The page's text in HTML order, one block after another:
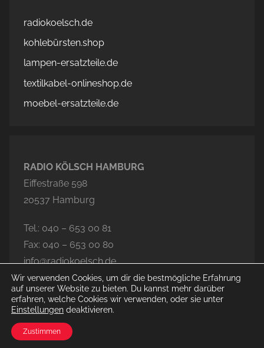
radiokoelsch.de
kohlebürsten.shop
lampen-ersatzteile.de
textilkabel-onlineshop.de
moebel-ersatzteile.de
RADIO KÖLSCH HAMBURG
Eiffestraße 598
20537 Hamburg
Tel.: 040 – 653 00 81
Fax: 040 – 653 00 80
info@radiokoelsch.de
© 2026 Radio Kölsch Hamburg
Wir verwenden Cookies, um dir die bestmögliche Erfahrung
auf unserer Website zu bieten. Du kannst mehr darüber
erfahren, welche Cookies wir verwenden, oder sie unter
Einstellungen deaktivieren.
Zustimmen